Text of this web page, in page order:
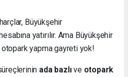
Büyükşehir
yatırılır. Ama Büyükşehir
yapma gayreti yok!
ada bazlıve otopark